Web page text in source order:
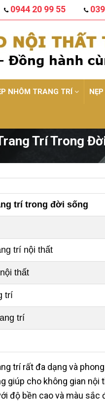
0944 20 99 55
NHÔM TRANG TRÍ
Trí Trong
trí trong đời sống
trí nội thất
thất
trí
trí
trí rất đa dạng và
giúp cho không gian nội
độ bền cao và màu